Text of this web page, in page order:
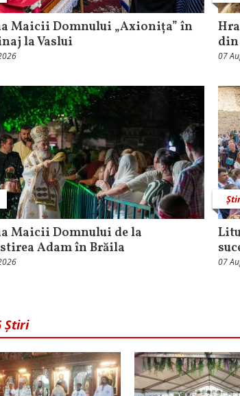
Maicii Domnului „Axionița” în
la Vaslui
07
Maicii Domnului de la
Adam în Brăila
07
Știri